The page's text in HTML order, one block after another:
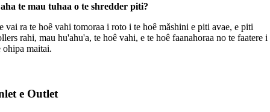
te mau tuhaa o te shredder piti?
vai ra te hoê vahi tomoraa i roto i te hoê mǎshini e piti avae, e piti
rahi, mau hu'ahu'a, te hoê vahi, e te hoê faanahoraa no te faatere i
ohipa maitai.
e Outlet